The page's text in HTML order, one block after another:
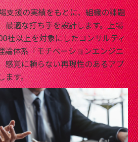
支援の実績をもとに、組織の課題
最適な打ち手を設計します。上場
社以上を対象にしたコンサルティ
論体系「モチベーションエンジニ
感覚に頼らない再現性のあるアプ
ます。